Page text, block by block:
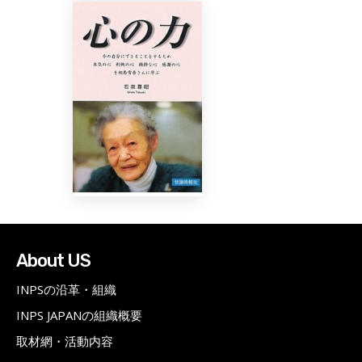
About US
INPSの沿革・組織
INPS JAPANの組織概要
取材網・活動内容